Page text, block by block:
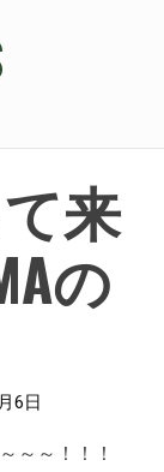
来
の
6日
～～！！！